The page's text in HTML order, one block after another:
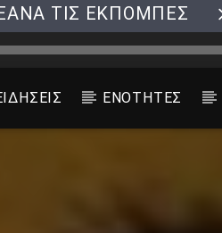
ΤΙΣ ΕΚΠΟΜΠΕΣ
ΕΝΟΤΗΤΕΣ